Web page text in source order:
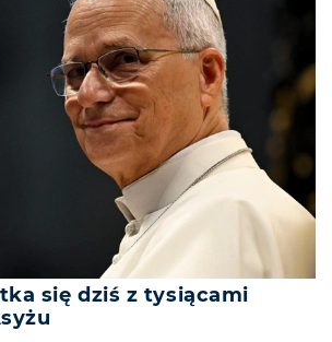
się dziś z tysiącami